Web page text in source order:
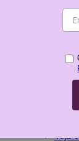
Veja